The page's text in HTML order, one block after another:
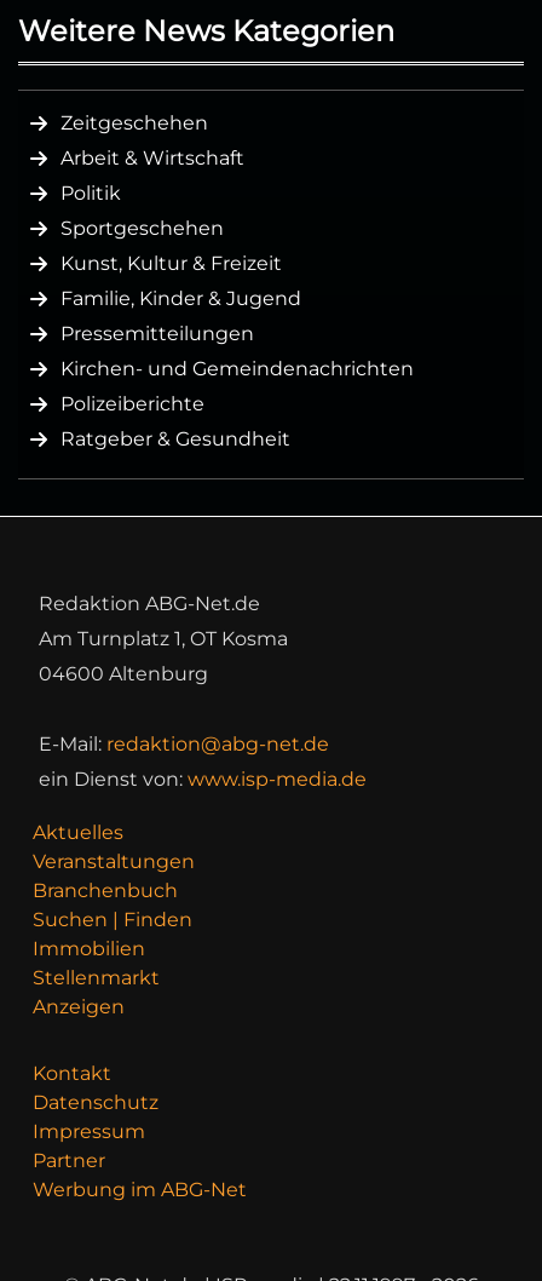
Weitere News Kategorien
Zeitgeschehen
Arbeit & Wirtschaft
Politik
Sportgeschehen
Kunst, Kultur & Freizeit
Familie, Kinder & Jugend
Pressemitteilungen
Kirchen- und Gemeindenachrichten
Polizeiberichte
Ratgeber & Gesundheit
Redaktion ABG-Net.de
Am Turnplatz 1, OT Kosma
04600 Altenburg
E-Mail: redaktion@abg-net.de
ein Dienst von: www.isp-media.de
Aktuelles
Veranstaltungen
Branchenbuch
Suchen | Finden
Immobilien
Stellenmarkt
Anzeigen
Kontakt
Datenschutz
Impressum
Partner
Werbung im ABG-Net